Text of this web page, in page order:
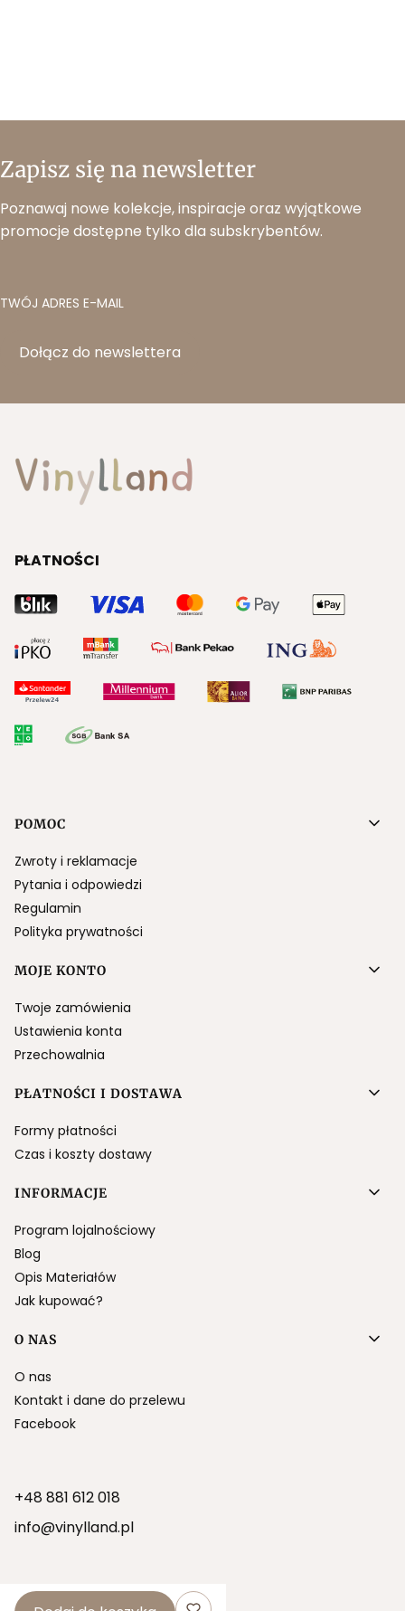
Zapisz się na newsletter
Poznawaj nowe kolekcje, inspiracje oraz wyjątkowe
promocje dostępne tylko dla subskrybentów.
TWÓJ ADRES E-MAIL
Dołącz do newslettera
PŁATNOŚCI
Linki w stopce
POMOC
Zwroty i reklamacje
Pytania i odpowiedzi
Regulamin
Polityka prywatności
MOJE KONTO
Twoje zamówienia
Ustawienia konta
Przechowalnia
PŁATNOŚCI I DOSTAWA
Formy płatności
Czas i koszty dostawy
INFORMACJE
Program lojalnościowy
Blog
Opis Materiałów
Jak kupować?
O NAS
O nas
Kontakt i dane do przelewu
Facebook
+48 881 612 018
info@vinylland.pl